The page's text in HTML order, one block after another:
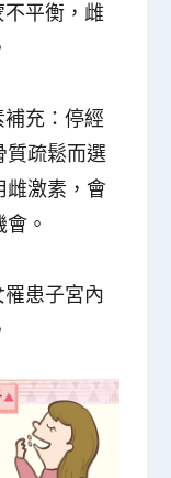
不平衡，雌
補充 ：停經
質疏鬆而選
雌激素，會
。
罹患子宮內